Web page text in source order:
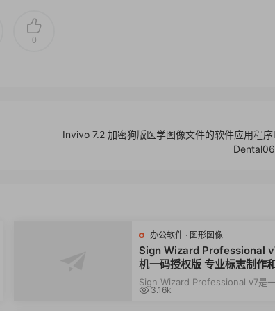
0
Invivo 7.2 加密狗版医学图像文件的软件应用程
办公软件 · 图形图像
Sign Wizard Professional
机一码授权版 专业标志制作
形制作软件 SignWizard
ional
Sign Wizard Professional v7是
专业的标志制作和图形制作软件，
3.16k